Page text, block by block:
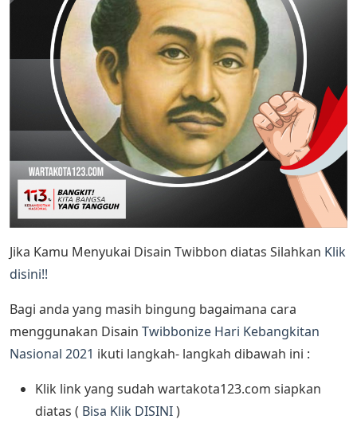
Jika Kamu Menyukai Disain Twibbon diatas Silahkan Klik
disini!!
Bagi anda yang masih bingung bagaimana cara
menggunakan Disain Twibbonize Hari Kebangkitan
Nasional 2021 ikuti langkah- langkah dibawah ini :
Klik link yang sudah wartakota123.com siapkan
diatas ( Bisa Klik DISINI)